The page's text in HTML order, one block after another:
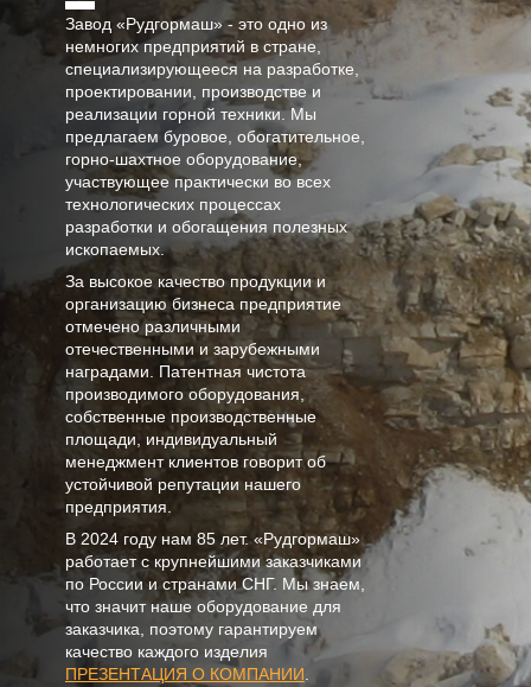
Завод «Рудгормаш» - это одно из
немногих предприятий в стране,
специализирующееся на разработке,
проектировании, производстве и
реализации горной техники. Мы
предлагаем буровое, обогатительное,
горно-шахтное оборудование,
участвующее практически во всех
технологических процессах
разработки и обогащения полезных
ископаемых.
За высокое качество продукции и
организацию бизнеса предприятие
отмечено различными
отечественными и зарубежными
наградами. Патентная чистота
производимого оборудования,
собственные производственные
площади, индивидуальный
менеджмент клиентов говорит об
устойчивой репутации нашего
предприятия.
В 2024 году нам 85 лет. «Рудгормаш»
работает с крупнейшими заказчиками
по России и странами СНГ. Мы знаем,
что значит наше оборудование для
заказчика, поэтому гарантируем
качество каждого изделия
ПРЕЗЕНТАЦИЯ О КОМПАНИИ